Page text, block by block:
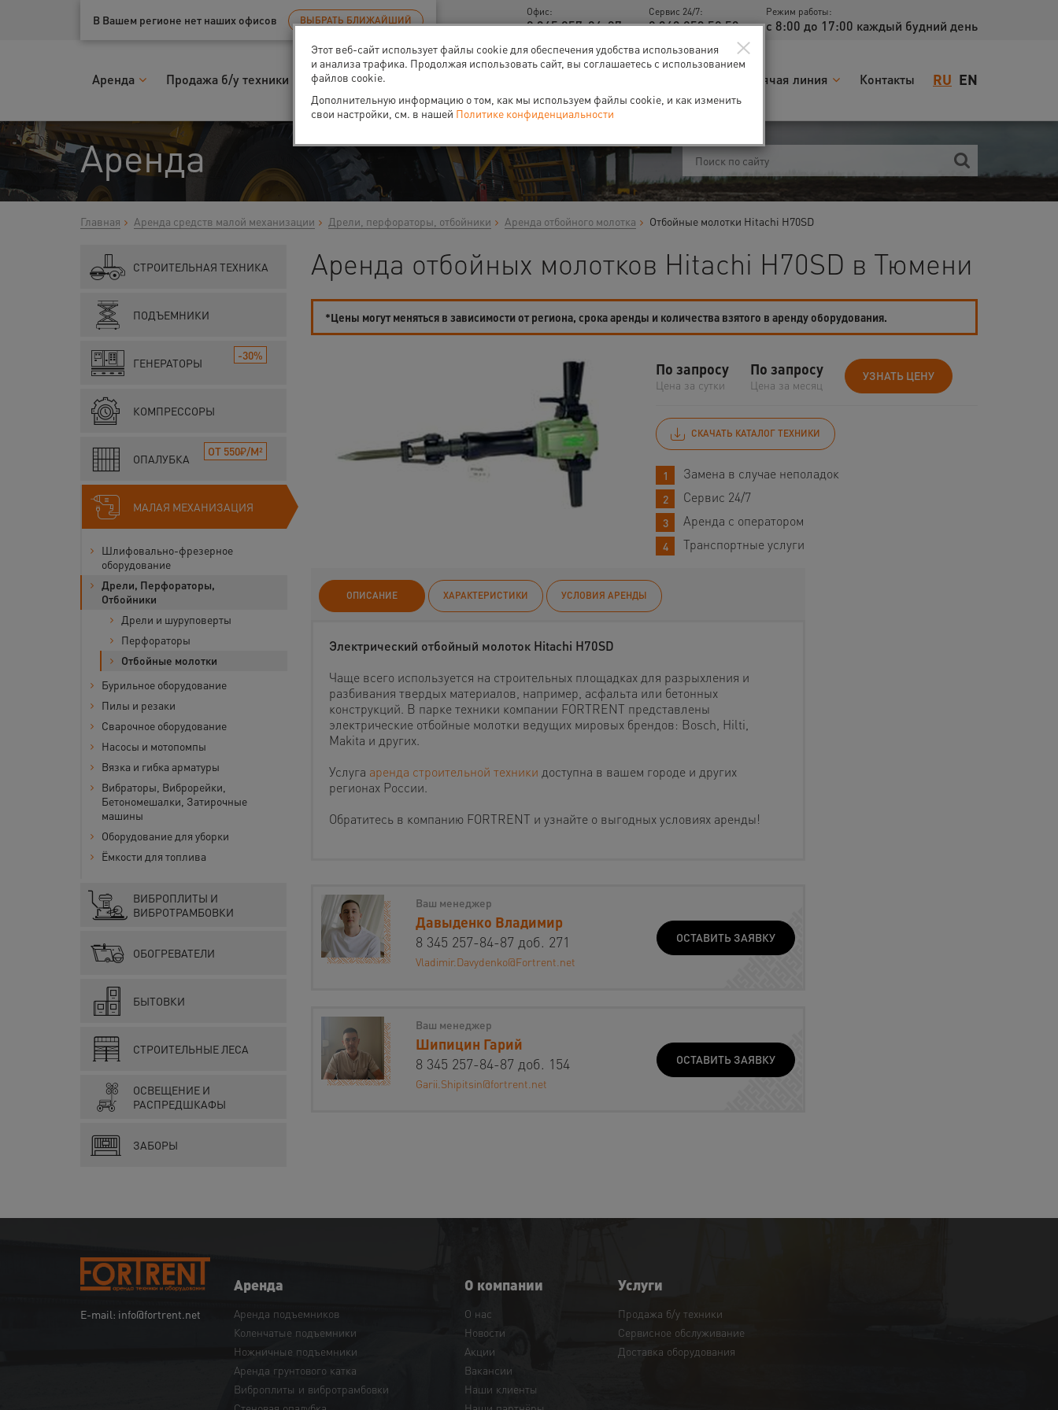
Ваш город:Тюмень
В Вашем регионе нет наших офисов ВЫБРАТЬ БЛИЖАЙШИЙ
Офис:
8 345 257-84-87
Сервис 24/7:
8 343 253 52 53
Режим работы:
с 8:00 до 17:00 каждый будний день
RU EN
Аренда Продажа б/у техники Запчасти Горячая линия Контакты
Аренда
Главная Аренда средств малой механизации Дрели, перфораторы, отбойники Аренда отбойного молотка Отбойные молотки Hitachi H70SD
СТРОИТЕЛЬНАЯ ТЕХНИКА
ПОДЪЕМНИКИ
ГЕНЕРАТОРЫ
-30%
КОМПРЕССОРЫ
ОПАЛУБКА
ОТ 550₽/М²
МАЛАЯ МЕХАНИЗАЦИЯ
Шлифовально-фрезерное
оборудование
Дрели, Перфораторы,
Отбойники
Дрели и шуруповерты
Перфораторы
Отбойные молотки
Бурильное оборудование
Пилы и резаки
Сварочное оборудование
Насосы и мотопомпы
Вязка и гибка арматуры
Вибраторы, Виброрейки,
Бетономешалки, Затирочные
машины
Оборудование для уборки
Ёмкости для топлива
ВИБРОПЛИТЫ И
ВИБРОТРАМБОВКИ
ОБОГРЕВАТЕЛИ
БЫТОВКИ
СТРОИТЕЛЬНЫЕ ЛЕСА
ОСВЕЩЕНИЕ И
РАСПРЕДШКАФЫ
ЗАБОРЫ
Аренда отбойных молотков Hitachi H70SD в Тюмени
*Цены могут меняться в зависимости от региона, срока аренды и количества взятого в аренду оборудования.
По запросу
Цена за сутки
По запросу
Цена за месяц
УЗНАТЬ ЦЕНУ
СКАЧАТЬ КАТАЛОГ ТЕХНИКИ
Замена в случае неполадок
Сервис 24/7
Аренда с оператором
Транспортные услуги
ОПИСАНИЕ ХАРАКТЕРИСТИКИ УСЛОВИЯ АРЕНДЫ
Электрический отбойный молоток Hitachi H70SD
Чаще всего используется на строительных площадках для разрыхления и
разбивания твердых материалов, например, асфальта или бетонных
конструкций. В парке техники компании FORTRENT представлены
электрические отбойные молотки ведущих мировых брендов: Bosch, Hilti,
Makita и других.
Услуга аренда строительной техники доступна в вашем городе и других
регионах России.
Обратитесь в компанию FORTRENT и узнайте о выгодных условиях аренды!
Ваш менеджер
Давыденко Владимир
8 345 257-84-87 доб. 271
Vladimir.Davydenko@Fortrent.net
ОСТАВИТЬ ЗАЯВКУ
Ваш менеджер
Шипицин Гарий
8 345 257-84-87 доб. 154
Garii.Shipitsin@fortrent.net
ОСТАВИТЬ ЗАЯВКУ
E-mail: info@fortrent.net
Аренда
Аренда подъемников
Коленчатые подъемники
Ножничные подъемники
Аренда грунтового катка
Виброплиты и вибротрамбовки
О компании
О нас
Новости
Акции
Вакансии
Наши клиенты
Услуги
Продажа б/у техники
Сервисное обслуживание
Доставка оборудования
×
Этот веб-сайт использует файлы cookie для обеспечения удобства использования
и анализа трафика. Продолжая использовать сайт, вы соглашаетесь с использованием
файлов cookie.
Дополнительную информацию о том, как мы используем файлы cookie, и как изменить
свои настройки, см. в нашей Политике конфиденциальности